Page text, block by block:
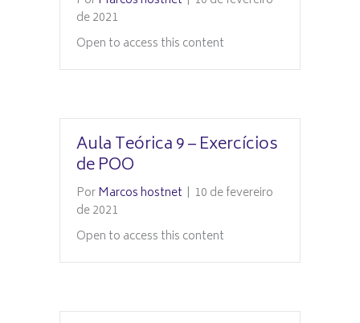
de 2021
Open to access this content
Aula Teórica 9 – Exercícios
de POO
PorMarcos hostnet | 10 de fevereiro
de 2021
Open to access this content